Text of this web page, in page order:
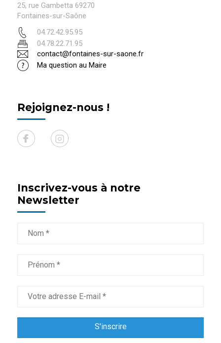
25, rue Gambetta 69270
Fontaines-sur-Saône
04.72.42.95.95
04.78.22.71.95
contact@fontaines-sur-saone.fr
Ma question au Maire
Rejoignez-nous !
Inscrivez-vous à notre
Newsletter